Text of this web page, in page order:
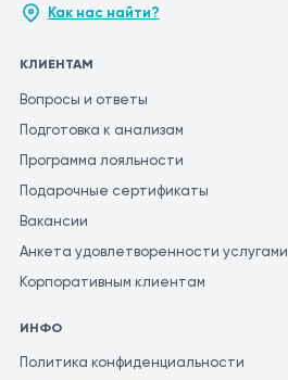
Как нас найти?
КЛИЕНТАМ
Вопросы и ответы
Подготовка к анализам
Программа лояльности
Подарочные сертификаты
Вакансии
Анкета удовлетворенности услугами
Корпоративным клиентам
ИНФО
Политика конфиденциальности